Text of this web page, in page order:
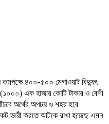
কমপক্ষে ৪০০-৫০০ মেগাওয়াট বিদ্যুৎ
এক হাজার কোটি টাকার ও বেশী
অর্থের অপচয় ও শহর হবে
ভারী করতে আটকে রাখা হয়েছে এমন